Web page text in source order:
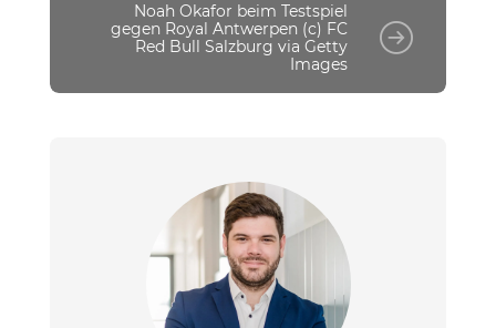
Noah Okafor beim Testspiel
gegen Royal Antwerpen (c) FC
Red Bull Salzburg via Getty
Images